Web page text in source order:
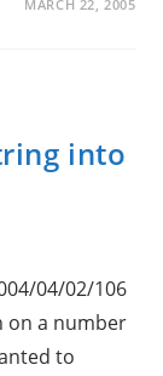
MARCH 22, 2005
into
04/02/106
on a number
to